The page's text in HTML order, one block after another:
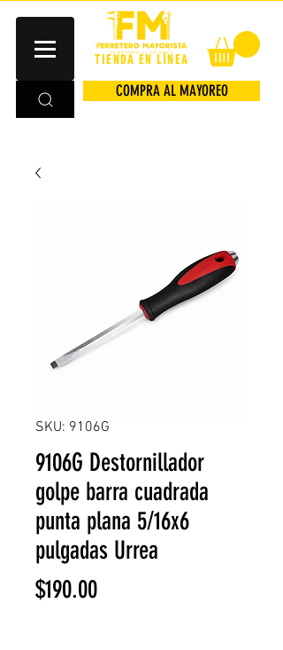
TIENDA EN LÍNEA
COMPRA AL MAYOREO
SKU: 9106G
9106G Destornillador
golpe barra cuadrada
punta plana 5/16x6
pulgadas Urrea
$190.00Precio